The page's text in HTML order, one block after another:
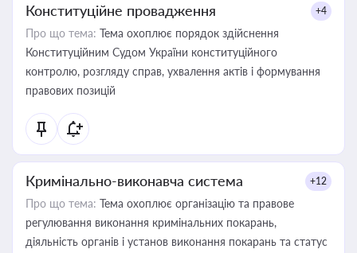
Конституційне провадження +4
Про що тема: Тема охоплює порядок здійснення
Конституційним Судом України конституційного
контролю, розгляду справ, ухвалення актів і формування
правових позицій
Кримінально-виконавча система +12
Про що тема: Тема охоплює організацію та правове
регулювання виконання кримінальних покарань,
діяльність органів і установ виконання покарань та статус